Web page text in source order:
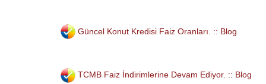
Güncel Konut Kredisi Faiz Oranları. :: Blog
TCMB Faiz İndirimlerine Devam Ediyor. :: Blog